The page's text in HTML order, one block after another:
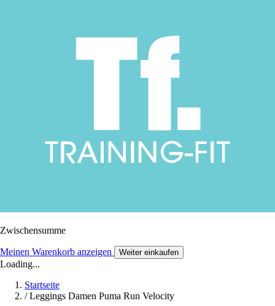
Zwischensumme
Meinen Warenkorb anzeigen Weiter einkaufen
Loading...
Startseite
/ Leggings Damen Puma Run Velocity